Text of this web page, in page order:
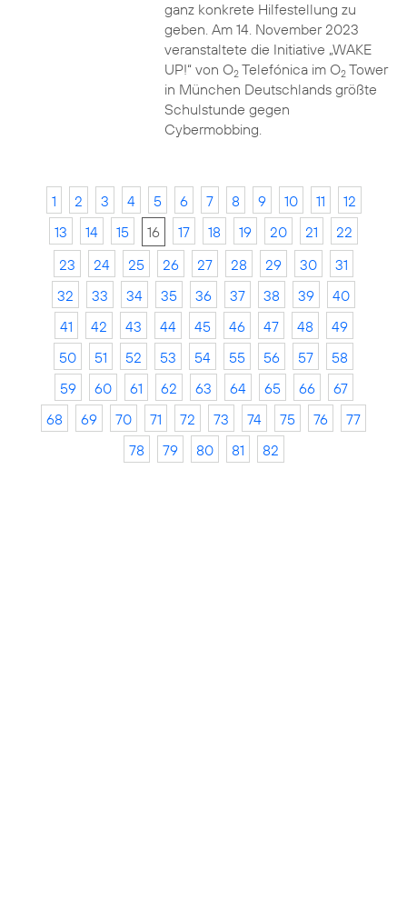
ganz konkrete Hilfestellung zu
geben. Am 14. November 2023
veranstaltete die Initiative „WAKE
UP!“ von O2Telefónica im O2Tower
in München Deutschlands größte
Schulstunde gegen
Cybermobbing.
1 2 3 4 5 6 7 8 9 10 11
12
13
14 15 16 17 18 19 20 21
22
23
24 25 26 27 28 29 30
31
32
33 34 35 36 37 38 39
40
41
42 43 44 45 46 47 48
49
50
51 52 53 54 55 56 57
58
59
60 61 62 63 64 65 66
67
68
69 70 71 72 73 74 75 76
77
78
79 80 81 82